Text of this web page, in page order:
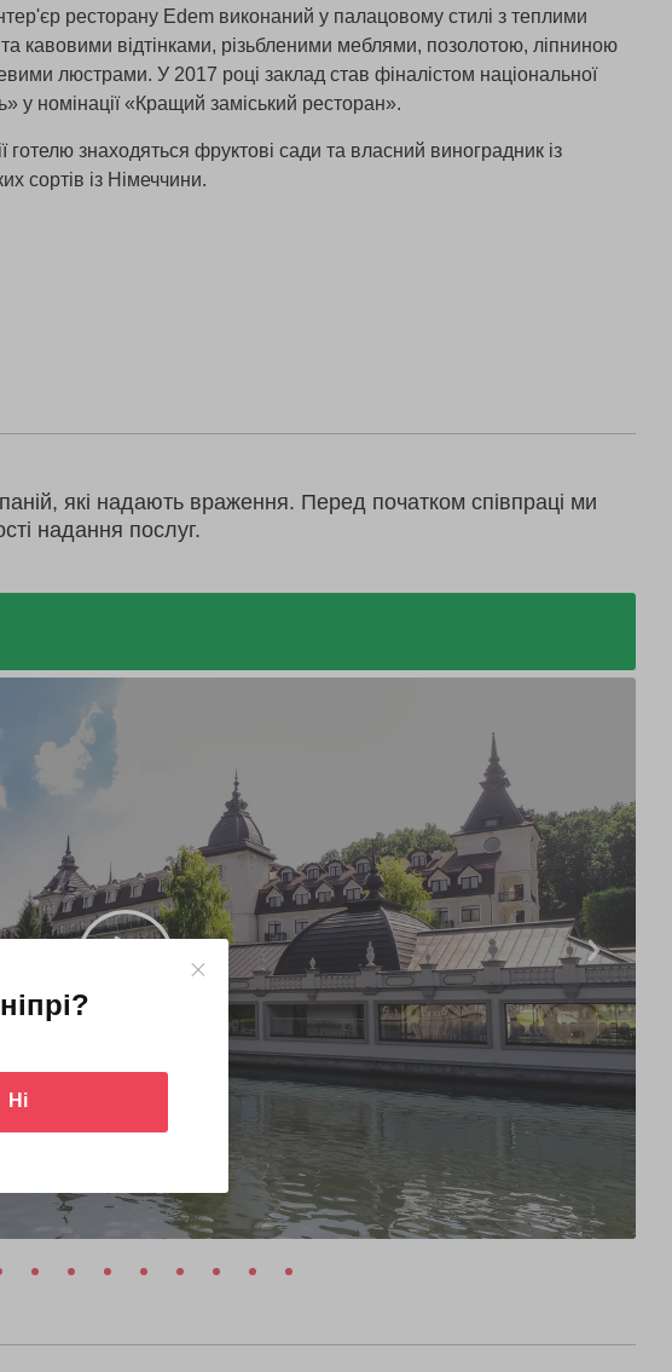
ресторану Edem виконаний у палацовому стилі з теплими
кавовими відтінками, різьбленими меблями, позолотою, ліпниною
люстрами. У 2017 році заклад став фіналістом національної
у номінації «Кращий заміський ресторан».
готелю знаходяться фруктові сади та власний виноградник із
сортів із Німеччини.
які надають враження. Перед початком співпраці ми
надання послуг.
?
Ні